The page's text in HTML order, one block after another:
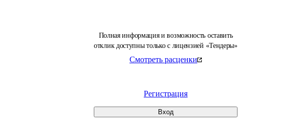
Полная информация и возможность оставить
отклик доступны только с лицензией «Тендеры»
Смотреть расценки
Регистрация
Вход